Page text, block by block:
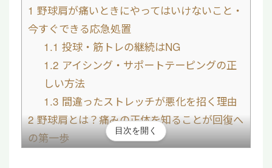
1 野球肩が痛いときにやってはいけないこと・
今すぐできる応急処置
1.1 投球・筋トレの継続はNG
1.2 アイシング・サポートテーピングの正
しい方法
1.3 間違ったストレッチが悪化を招く理由
2野球肩とは？痛みの正体を知ることが回復へ
の第一歩
目次を開く